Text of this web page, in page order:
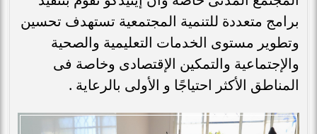
برامج متعددة للتنمية المجتمعية تستهدف تحسين
وتطوير مستوى الخدمات التعليمية والصحية
والإجتماعية والتمكين الإقتصادى وخاصة فى
المناطق الأكثر احتياجًا و الأولى بالرعاية .